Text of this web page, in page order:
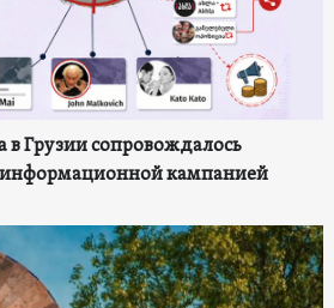
Грузии сопровождалось
кампанией